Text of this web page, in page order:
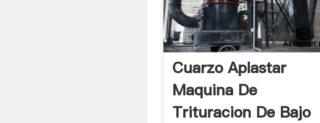
Cuarzo Aplastar
Maquina De
Trituracion De Bajo